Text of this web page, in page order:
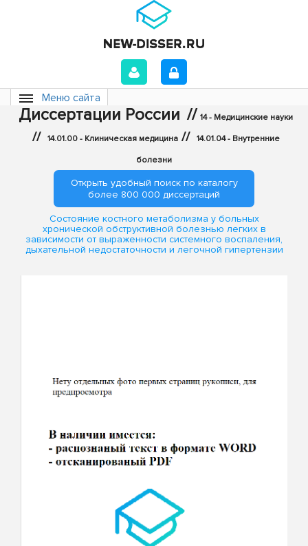
Меню сайта
Диссертации России // 14 - Медицинские науки
// 14.01.00 - Клиническая медицина // 14.01.04 - Внутренние
болезни
Открыть удобный поиск по каталогу
более 800 000 диссертаций
Состояние костного метаболизма у больных
хронической обструктивной болезнью легких в
зависимости от выраженности системного воспаления,
дыхательной недостаточности и легочной гипертензии